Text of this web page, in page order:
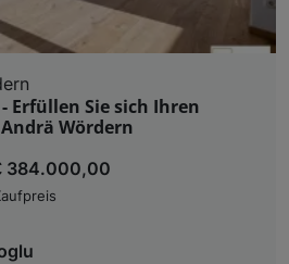
Erfüllen Sie sich Ihren
Wördern
384.000,00